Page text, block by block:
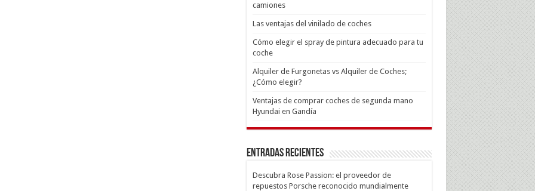
camiones
Las ventajas del vinilado de coches
Cómo elegir el spray de pintura adecuado para tu
coche
Alquiler de Furgonetas vs Alquiler de Coches;
¿Cómo elegir?
Ventajas de comprar coches de segunda mano
Hyundai en Gandía
Entradas recientes
Descubra Rose Passion: el proveedor de
repuestos Porsche reconocido mundialmente